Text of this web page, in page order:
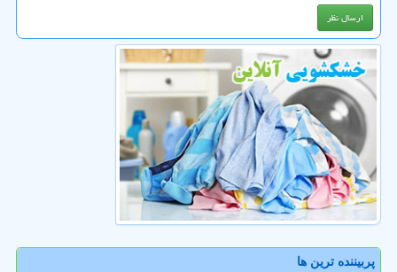
پربیننده ترین ها